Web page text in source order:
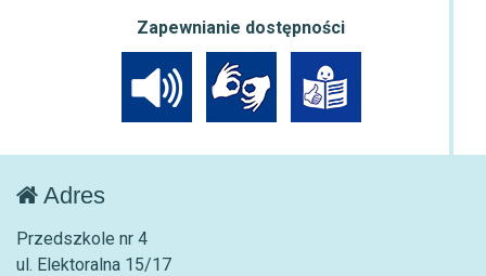
Zapewnianie dostępności
Adres
Przedszkole nr 4
ul. Elektoralna 15/17